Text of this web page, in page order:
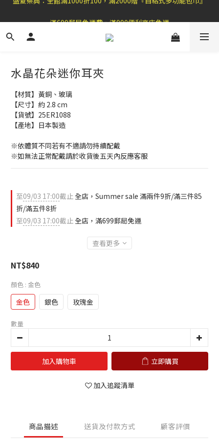
加 入 官 方 L I N E 好 友 , 領 取$ 3 0元折扣券   →
水晶花朵迷你耳夾
【材質】黃銅、玻璃
【尺寸】約 2.8 cm
【貨號】25ER1088
【產地】日本製造
※依體質不同若有不適請勿持續配戴
※如無法正常配戴請於收貨後五天內反應客服
至09/03 17:00截止全店，Summer sale 滿兩件9折/滿三件85
折/滿五件8折
至09/03 17:00截止全店，滿699郵局免運
查看更多
NT$840
顏色 : 金色
金色 銀色 玫瑰金
數量
加入購物車 立即購買
加入追蹤清單
商品描述 送貨及付款方式 顧客評價